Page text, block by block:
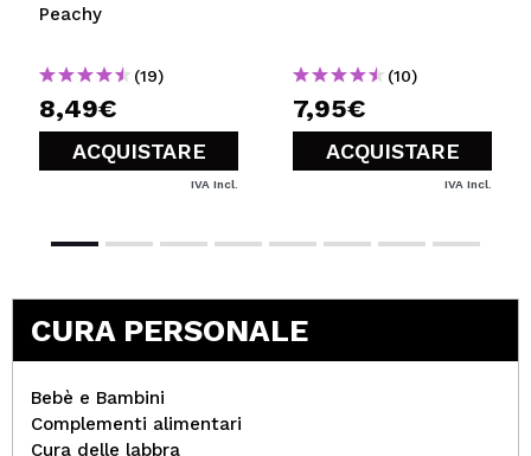
Peachy
(19)
8,49€
ACQUISTARE
IVA Incl.
(10)
7,95€
ACQUISTARE
IVA Incl.
CURA PERSONALE
Bebè e Bambini
Complementi alimentari
Cura delle labbra